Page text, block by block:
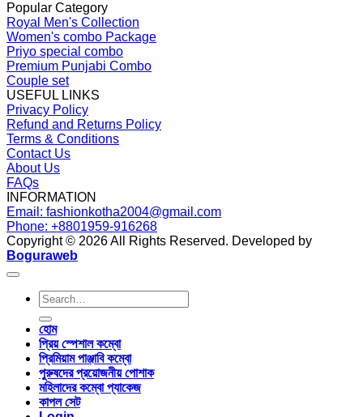
Popular Category
Royal Men's Collection
Women's combo Package
Priyo special combo
Premium Punjabi Combo
Couple set
USEFUL LINKS
Privacy Policy
Refund and Returns Policy
Terms & Conditions
Contact Us
About Us
FAQs
INFORMATION
Email: fashionkotha2004@gmail.com
Phone: +8801959-916268
Copyright © 2026 All Rights Reserved. Developed by
Boguraweb
Search
for:
হোম
প্রিয় স্পেশাল কম্বো
প্রিমিয়াম পাঞ্জাবি কম্বো
পুরুষদের প্রয়োজনীয় পোশাক
মহিলাদের কম্বো প্যাকেজ
কাপল সেট